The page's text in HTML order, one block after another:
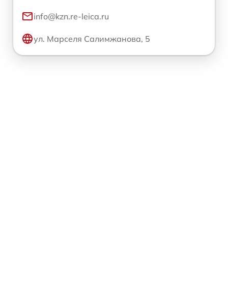
info@kzn.re-leica.ru
ул. Марселя Салимжанова, 5